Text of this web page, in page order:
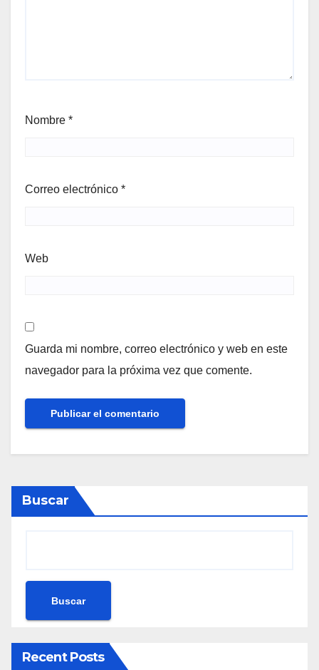
Nombre *
Correo electrónico *
Web
Guarda mi nombre, correo electrónico y web en este
navegador para la próxima vez que comente.
Buscar
Buscar
Recent Posts